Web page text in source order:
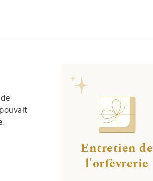
Entretien de
l'orfèvrerie